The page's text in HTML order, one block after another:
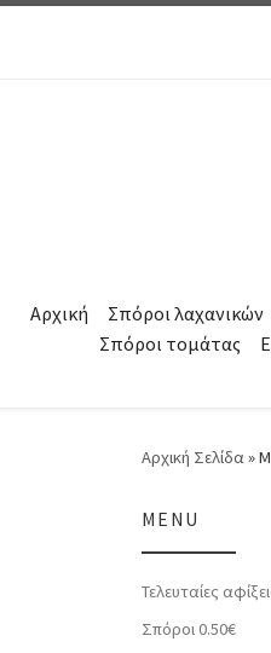
Αρχική Σπόροι λαχανικών
Σπόροι τομάτας
Αρχική Σελίδα »
MENU
Τελευταίες
Σπόροι 0.50€